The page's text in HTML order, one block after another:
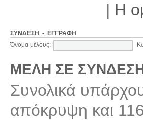
| Η
ΣΎΝΔΕΣΗ • ΕΓΓΡΑΦΉ
Όνομα μέλους:
ΜΈΛΗ ΣΕ
Συνολικά
απόκρυψη και